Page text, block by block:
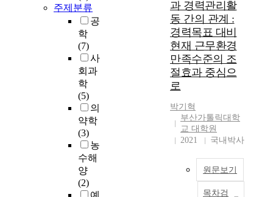
주제분류
공
학
(7)
사
회과
학
(5)
의
약학
(3)
농
수해
양
(2)
과 경력관리활
동 간의 관계 :
경력목표 대비
현재 근무환경
만족수준의 조
절효과 중심으
로
박기혁
부산가톨릭대학
교 대학원
2021
국내박사
원문보기
목차검